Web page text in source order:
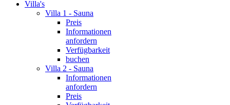
Villa's
Villa 1 - Sauna
Preis
Informationen
anfordern
Verfügbarkeit
buchen
Villa 2 - Sauna
Informationen
anfordern
Preis